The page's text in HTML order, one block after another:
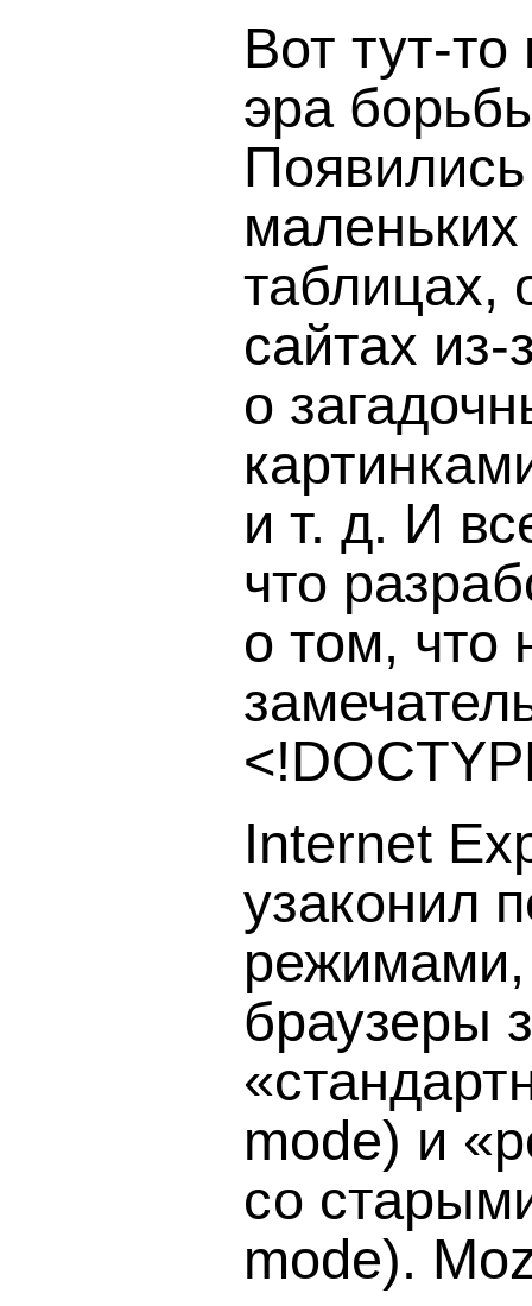
Вот тут-то
эра
таблицах,
сайтах из-
о
и т. д. И
что
о том, что
Internet
узаконил
режимами,
браузеры
mode) и
со
mode).